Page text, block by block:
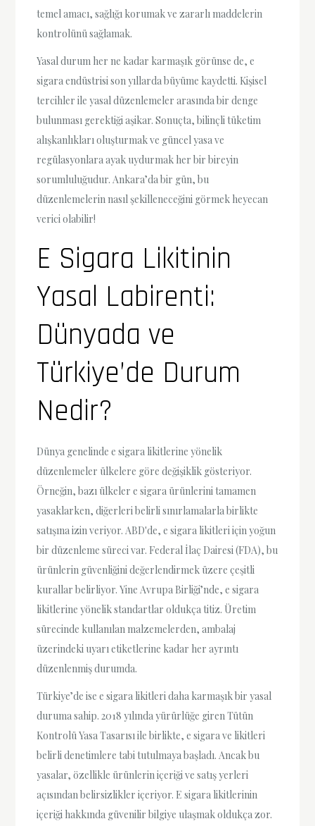
temel amacı, sağlığı korumak ve zararlı maddelerin
kontrolünü sağlamak.
Yasal durum her ne kadar karmaşık görünse de, e
sigara endüstrisi son yıllarda büyüme kaydetti. Kişisel
tercihler ile yasal düzenlemeler arasında bir denge
bulunması gerektiği aşikar. Sonuçta, bilinçli tüketim
alışkanlıkları oluşturmak ve güncel yasa ve
regülasyonlara ayak uydurmak her bir bireyin
sorumluluğudur. Ankara’da bir gün, bu
düzenlemelerin nasıl şekilleneceğini görmek heyecan
verici olabilir!
E Sigara Likitinin
Yasal Labirenti:
Dünyada ve
Türkiye’de Durum
Nedir?
Dünya genelinde e sigara likitlerine yönelik
düzenlemeler ülkelere göre değişiklik gösteriyor.
Örneğin, bazı ülkeler e sigara ürünlerini tamamen
yasaklarken, diğerleri belirli sınırlamalarla birlikte
satışına izin veriyor. ABD'de, e sigara likitleri için yoğun
bir düzenleme süreci var. Federal İlaç Dairesi (FDA), bu
ürünlerin güvenliğini değerlendirmek üzere çeşitli
kurallar belirliyor. Yine Avrupa Birliği’nde, e sigara
likitlerine yönelik standartlar oldukça titiz. Üretim
sürecinde kullanılan malzemelerden, ambalaj
üzerindeki uyarı etiketlerine kadar her ayrıntı
düzenlenmiş durumda.
Türkiye’de ise e sigara likitleri daha karmaşık bir yasal
duruma sahip. 2018 yılında yürürlüğe giren Tütün
Kontrolü Yasa Tasarısı ile birlikte, e sigara ve likitleri
belirli denetimlere tabi tutulmaya başladı. Ancak bu
yasalar, özellikle ürünlerin içeriği ve satış yerleri
açısından belirsizlikler içeriyor. E sigara likitlerinin
içeriği hakkında güvenilir bilgiye ulaşmak oldukça zor.